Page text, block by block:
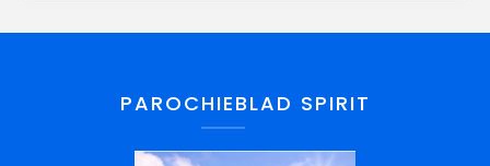
PAROCHIEBLAD SPIRIT